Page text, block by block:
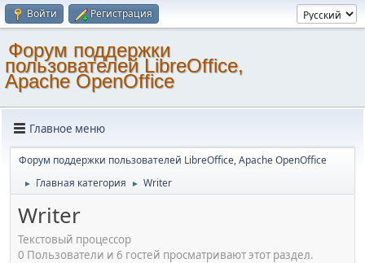
Войти Регистрация
Форум поддержки
пользователей LibreOffice,
Apache OpenOffice
Главное меню
Форум поддержки пользователей LibreOffice, Apache OpenOffice
► Главная категория ► Writer
Writer
Текстовый процессор
0 Пользователи и 6 гостей просматривают этот раздел.